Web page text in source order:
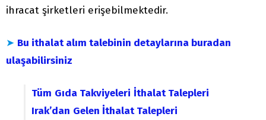
ihracat şirketleri erişebilmektedir.
➤ Bu ithalat alım talebinin detaylarına buradan
ulaşabilirsiniz
Tüm Gıda Takviyeleri İthalat Talepleri
Irak’dan Gelen İthalat Talepleri